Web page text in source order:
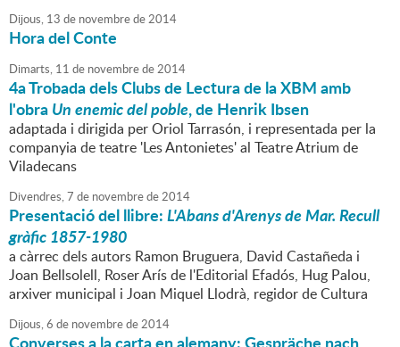
Dijous, 13 de novembrede2014
Hora del Conte
Dimarts, 11 de novembrede2014
4a Trobada dels Clubs de Lectura de la XBM amb
l'obraUn enemic del poble, de Henrik Ibsen
adaptada i dirigida per Oriol Tarrasón, i representada per la
companyia de teatre 'Les Antonietes' al Teatre Atrium de
Viladecans
Divendres,7 de novembrede2014
Presentació del llibre:L'Abans d'Arenys de Mar. Recull
gràfic 1857-1980
a càrrec dels autors Ramon Bruguera, David Castañeda i
Joan Bellsolell, Roser Arís de l'Editorial Efadós, Hug Palou,
arxiver municipal i Joan Miquel Llodrà, regidor de Cultura
Dijous,6 de novembrede2014